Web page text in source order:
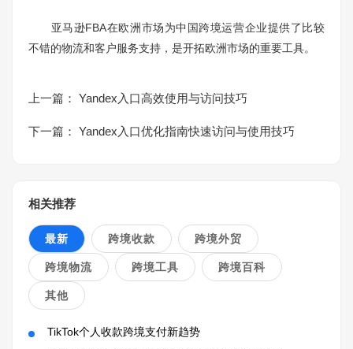
亚马逊FBA在欧洲市场为中国跨境运营企业提供了比较
不错的物流和客户服务支持，是开拓欧洲市场的重要工具。
上一篇： Yandex入口高效使用与访问技巧
下一篇： Yandex入口优化指南快速访问与使用技巧
相关推荐
最新 跨境收款 跨境外贸
跨境物流 跨境工具 跨境百科
其他
TikTok个人收款跨境支付新趋势